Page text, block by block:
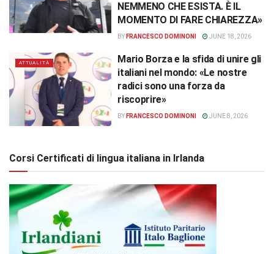
NEMMENO CHE ESISTA. È IL
MOMENTO DI FARE CHIAREZZA»
BY FRANCESCO DOMINONI JUNE 18, 2026
ATTUALITÀ
Mario Borza e la sfida di unire gli
italiani nel mondo: «Le nostre
radici sono una forza da
riscoprire»
BY FRANCESCO DOMINONI JUNE 8, 2026
Corsi Certificati di lingua italiana in Irlanda